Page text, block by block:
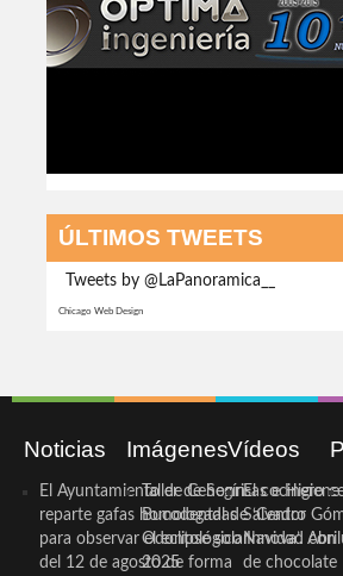
ÚLTIMOS TWEETS
Tweets by @LaPanoramica__
Chicago Web Design
Noticias
El Ayuntamiento de Cehegín
reparte gafas homologadas
para observar el eclipse solar
del 12 de agosto de forma
Imágenes
Taller de Sonrisas e Higiene
Bucodental de ‘Centro
Odontológico Innova’. Abril
2025
Vídeos
El cocinero
Salvador
Navidad con
de chocolate